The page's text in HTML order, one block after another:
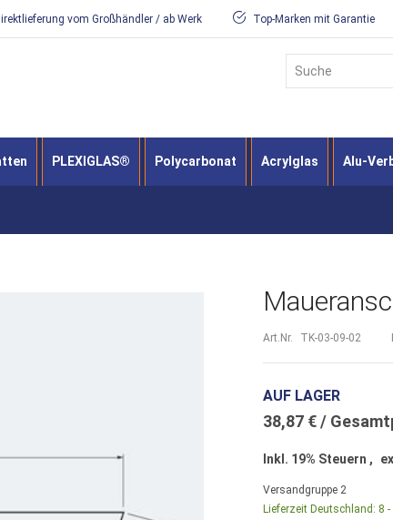
vom Großhändler / ab Werk Top-Marken mit Garantie
Suche
PLEXIGLAS® Polycarbonat Acrylglas Alu-
Art.Nr. TK-03-09-02
AUF LAGER
38,87 €
Inkl. 19% Steuern ,
Versandgruppe 2
Lieferzeit Deutschland: 8